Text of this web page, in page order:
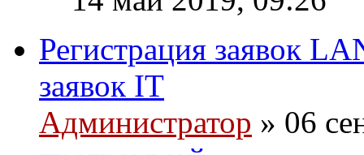
Регистрация заявок
заявок IT
Администратор » 06